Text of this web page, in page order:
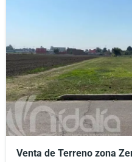
Venta de Terreno zona